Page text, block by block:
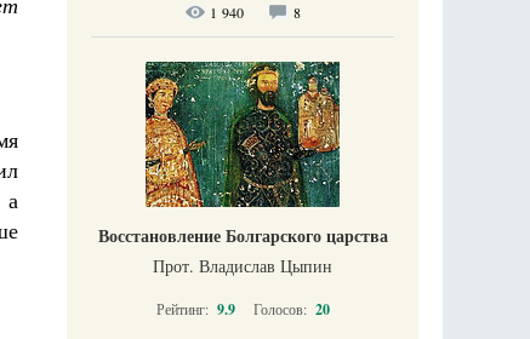
а
1 940 8
Восстановление Болгарского царства
Прот. Владислав Цыпин
Рейтинг: 9.9 Голосов: 20